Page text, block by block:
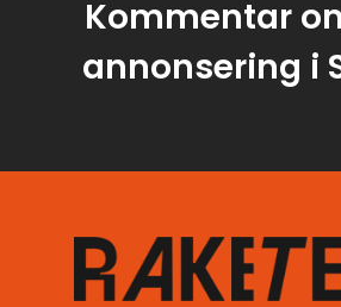
Kommentar
annonsering i